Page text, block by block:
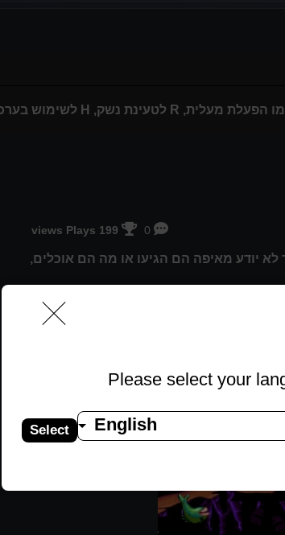
Please select your
English
Select
0
199 views Plays
לא יודע מאיפה הם הגיעו או מה הם אוכלים,